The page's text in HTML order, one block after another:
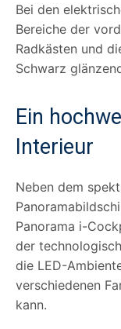
Bei den
Bereiche der
Radkästen und
Schwarz
Ein
Interieur
Neben dem
Panorama i-
der
die LED-
verschiedenen
kann.